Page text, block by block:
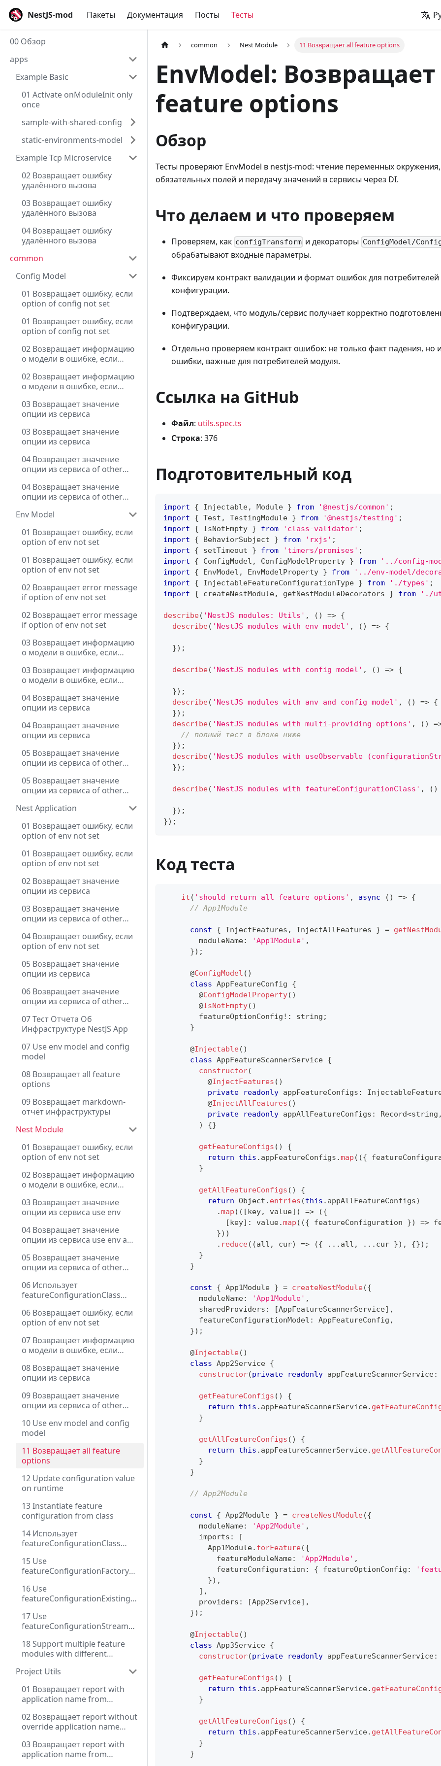
NestJS-mod Пакеты Документация Посты Тесты
00 Обзор
apps
Example Basic
01 Activate onModuleInit only
once
sample-with-shared-config
static-environments-model
Example Tcp Microservice
02 Возвращает ошибку
удалённого вызова
03 Возвращает ошибку
удалённого вызова
04 Возвращает ошибку
удалённого вызова
common
Config Model
01 Возвращает ошибку, если
option of config not set
01 Возвращает ошибку, если
option of config not set
02 Возвращает информацию
о модели в ошибке, если
02 Возвращает информацию
о модели в ошибке, если
03 Возвращает значение
опции из сервиса
03 Возвращает значение
опции из сервиса
04 Возвращает значение
опции из сервиса of other
04 Возвращает значение
опции из сервиса of other
Env Model
01 Возвращает ошибку, если
option of env not set
01 Возвращает ошибку, если
option of env not set
02 Возвращает error message
if option of env not set
02 Возвращает error message
if option of env not set
03 Возвращает информацию
о модели в ошибке, если
03 Возвращает информацию
о модели в ошибке, если
04 Возвращает значение
опции из сервиса
04 Возвращает значение
опции из сервиса
05 Возвращает значение
опции из сервиса of other
05 Возвращает значение
опции из сервиса of other
Nest Application
01 Возвращает ошибку, если
option of env not set
01 Возвращает ошибку, если
option of env not set
02 Возвращает значение
опции из сервиса
03 Возвращает значение
опции из сервиса of other
04 Возвращает ошибку, если
option of env not set
05 Возвращает значение
опции из сервиса
06 Возвращает значение
опции из сервиса of other
07 Тест Отчета Об
Инфраструктуре NestJS App
07 Use env model and config
model
08 Возвращает all feature
options
09 Возвращает markdown-
отчёт инфраструктуры
Nest Module
01 Возвращает ошибку, если
option of env not set
02 Возвращает информацию
о модели в ошибке, если
03 Возвращает значение
опции из сервиса use env
04 Возвращает значение
опции из сервиса use env and
05 Возвращает значение
опции из сервиса of other
06 Использует
featureConfigurationClass
06 Возвращает ошибку, если
option of env not set
07 Возвращает информацию
о модели в ошибке, если
08 Возвращает значение
опции из сервиса
09 Возвращает значение
опции из сервиса of other
10 Use env model and config
model
11 Возвращает all feature
options
12 Update configuration value
on runtime
13 Instantiate feature
configuration from class
14 Использует
featureConfigurationClass
15 Use
featureConfigurationFactory
16 Use
featureConfigurationExisting
17 Use
featureConfigurationStream
18 Support multiple feature
modules with different
Project Utils
01 Возвращает report with
application name from
prefix for env
02 Возвращает report without
override application name
03 Возвращает report with
application name from
common Nest Module 11 Возвращает all feature options
EnvModel:
feature options
Обзор
Тесты проверяют EnvModel в nestjs-mod: чтение переменных
обязательных полей и передачу значений в сервисы через DI.
Что делаем и что проверяем
Проверяем, как configTransform и декораторы ConfigModel/
обрабатывают входные параметры.
Фиксируем контракт валидации и формат ошибок для потребителей
конфигурации.
Подтверждаем, что модуль/сервис получает корректно
конфигурации.
Отдельно проверяем контракт ошибок: не только факт падения, но
ошибки, важные для потребителей модуля.
Ссылка на GitHub
Файл: utils.spec.ts
Строка: 376
Подготовительный код
import { Injectable, Module } from '@nestjs/common' ;
import
{ Test , TestingModule } from '@nestjs/testing' ;
import
{ IsNotEmpty } from 'class-validator' ;
import
{ BehaviorSubject } from 'rxjs' ;
import
{ setTimeout } from 'timers/promises' ;
import
{ ConfigModel , ConfigModelProperty } from '../config-
import
{ EnvModel , EnvModelProperty } from '../env-model/
import
{ InjectableFeatureConfigurationType } from './types' ;
import
{ createNestModule, getNestModuleDecorators } from './
describe( 'NestJS modules: Utils' , ( ) => {
describe( 'NestJS modules with env model' , ( ) => {
}) ;
describe( 'NestJS modules with config model' , ( ) => {
}) ;
describe( 'NestJS modules with anv and config model' , ( ) => {
}) ;
describe( 'NestJS modules with multi-providing options' , ( )
// полный тест в блоке ниже
}) ;
describe( 'NestJS modules with useObservable
}) ;
describe( 'NestJS modules with featureConfigurationClass' , ( )
}) ;
}) ;
Код теста
it ( 'should return all feature options' , async ( ) => {
// App1Module
const { InjectFeatures , InjectAllFeatures } =
        moduleName
: 'App1Module' ,
}) ;
@ConfigModel ( )
class AppFeatureConfig
{
@ConfigModelProperty( )
@IsNotEmpty( )
        featureOptionConfig
! : string ;
}
@Injectable( )
class AppFeatureScannerService {
constructor(
@InjectFeatures ( )
private
readonly appFeatureConfigs :
@InjectAllFeatures ( )
private
readonly appAllFeatureConfigs : Record<string ,
)
{}
getFeatureConfigs ( )
{
return
this . appFeatureConfigs .map ( ({
}
getAllFeatureConfigs ( )
{
return Object . entries (this . appAllFeatureConfigs)
.map ( ( [key, value] ) => ({
[key] : value.map ( ({ featureConfiguration }) =>
}) )
. reduce( (all , cur) => ({ ... all , ... cur }) , {}) ;
}
}
const { App1Module } = createNestModule({
        moduleName
: 'App1Module' ,
        sharedProviders
: [AppFeatureScannerService] ,
        featureConfigurationModel
: AppFeatureConfig ,
}) ;
@Injectable( )
class App2Service {
constructor(private readonly appFeatureScannerService:
getFeatureConfigs ( )
{
return
this . appFeatureScannerService.
}
getAllFeatureConfigs ( )
{
return
this . appFeatureScannerService.
}
}
// App2Module
const { App2Module } = createNestModule({
        moduleName
: 'App2Module' ,
        imports
:
[
          App1Module
. forFeature({
            featureModuleName
: 'App2Module' ,
            featureConfiguration
: { featureOptionConfig :
}) ,
] ,
        providers
: [App2Service] ,
}) ;
@Injectable( )
class App3Service {
constructor(private readonly appFeatureScannerService:
getFeatureConfigs ( )
{
return
this . appFeatureScannerService.
}
getAllFeatureConfigs ( )
{
return
this . appFeatureScannerService.
}
}